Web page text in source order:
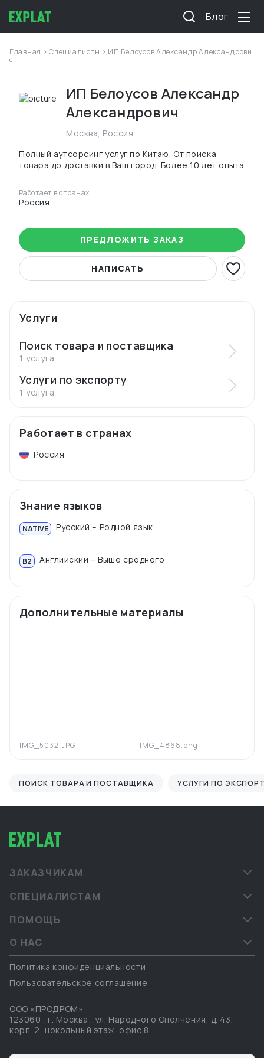
Блог
Главная >Специалисты > ИП Белоусов Александр Александрови
ч
ИП Белоусов Александр
Александрович
Москва, Россия
Полный аутсорсинг услуг по Китаю. От поиска
товара до доставки в Ваш город. Более 10 лет опыта
Работает в странах
Россия
ПРЕДЛОЖИТЬ ЗАКАЗ
НАПИСАТЬ
Услуги
Поиск товара и поставщика
1 услуга
Услуги по экспорту
1 услуга
Работает в странах
Россия
Знание языков
NATIVE Русский – Родной язык
B2 Английский – Выше среднего
Дополнительные материалы
IMG_5032.JPG IMG_4868.png
ПОИСК ТОВАРА И ПОСТАВЩИКА УСЛУГИ ПО
ЗАКАЗЧИКАМ
СПЕЦИАЛИСТАМ
ПОМОЩЬ
О НАС
Политика конфиденциальности
Пользовательское соглашение
ООО «ПРОДРОМ»
123060 , г. Москва , ул. Народного Ополчения, д. 43,
корп. 2, цокольный этаж, офис 8